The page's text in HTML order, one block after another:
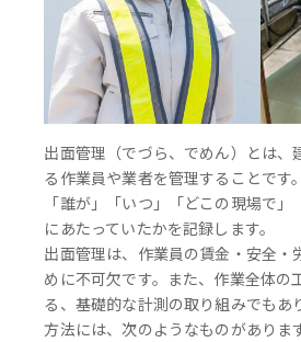
出面管理（でづら、でめん）とは、
る作業員や業者を管理することです
「誰が」「いつ」「どこの現場で
にあたっていたかを記録します。
出面管理は、作業員の賃金・安全・
めに不可欠です。また、作業全体の
る、基礎的な計測の取り組みでもあ
方法には、次のようなものがありま